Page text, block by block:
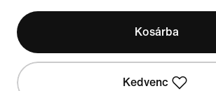
Kosárba
Kedvenc